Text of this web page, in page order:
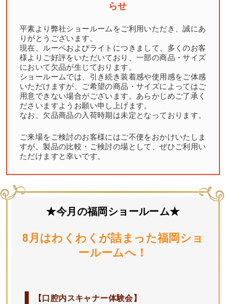
らせ
平素より弊社ショールームをご利用いただき、誠にあ
りがとうございます。
現在、ルーペおよびライトにつきまして、多くのお客
様よりご好評をいただいており、一部の商品・サイズ
において欠品が生じております。
ショールームでは、引き続き装着感や使用感をご体感
いただけますが、ご希望の商品・サイズによってはご
用意できない場合がございます。あらかじめご了承く
ださいますようお願い申し上げます。
なお、欠品商品の入荷時期は未定となっております。
ご来場をご検討のお客様にはご不便をおかけいたしま
すが、製品の比較・ご検討の場として、ぜひご利用い
ただけますと幸いです。
★今月の福岡ショールーム★
8月はわくわくが詰まった福岡ショ
ールームへ！
【口腔内スキャナー体験会】